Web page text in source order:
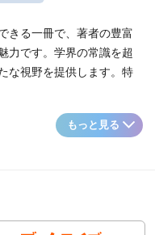
きる一冊で、著者の豊富
力です。学界の常識を超
な視野を提供します。特
もっと見る